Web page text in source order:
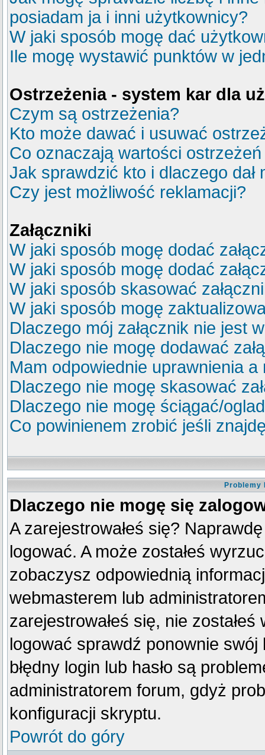
posiadam ja i inni użytkownicy?
W jaki sposób mogę dać
Ile mogę wystawić punktów w
Ostrzeżenia - system kar dla
Czym są ostrzeżenia?
Kto może dawać i usuwać
Co oznaczają wartości
Jak sprawdzić kto i dlaczego dał
Czy jest możliwość reklamacji?
Załączniki
W jaki sposób mogę dodać
W jaki sposób mogę dodać
W jaki sposób skasować
W jaki sposób mogę
Dlaczego mój załącznik nie jest
Dlaczego nie mogę dodawać
Mam odpowiednie uprawnienia
Dlaczego nie mogę skasować
Dlaczego nie mogę ściągać/
Co powinienem zrobić jeśli
Problemy
Dlaczego nie mogę się
A zarejestrowałeś się?
logować. A może zostałeś
zobaczysz odpowiednią
webmasterem lub
zarejestrowałeś się, nie
logować sprawdź ponownie swój
błędny login lub hasło są
administratorem forum, gdyż
konfiguracji skryptu.
Powrót do góry